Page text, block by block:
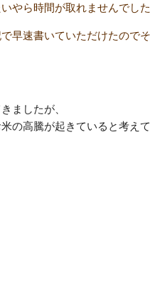
やら時間が取れませんでした
早速書いていただけたので
ましたが、
の高騰が起きていると考えて